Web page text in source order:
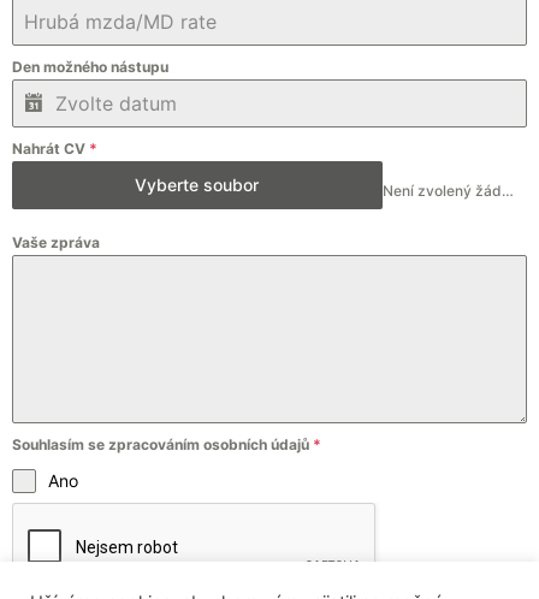
Den možného nástupu
Nahrát CV *
Vyberte soubor Není zvolený žádný soubor
Vaše zpráva
Souhlasím se zpracováním osobních údajů *
Ano